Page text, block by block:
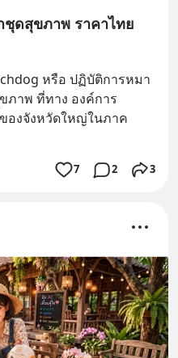
ดสุขภาพ ราคาไทย
หรือ ปฏิบัติการหมา
ภาพ ที่ทาง องค์การ
องจังหวัดใหญ่ในภาค
7 2 3